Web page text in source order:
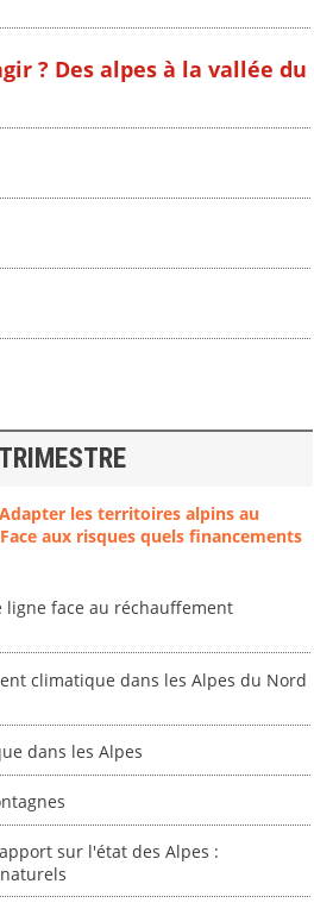
? Des alpes à la vallée du
les territoires alpins au
aux risques quels financements
ligne face au réchauffement
climatique dans les Alpes du Nord
dans les Alpes
sur l'état des Alpes :